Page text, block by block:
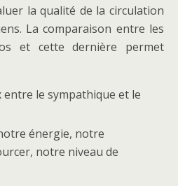
la qualité de la circulation
La comparaison entre les
et cette dernière permet
entre le sympathique et le
énergie, notre
notre niveau de